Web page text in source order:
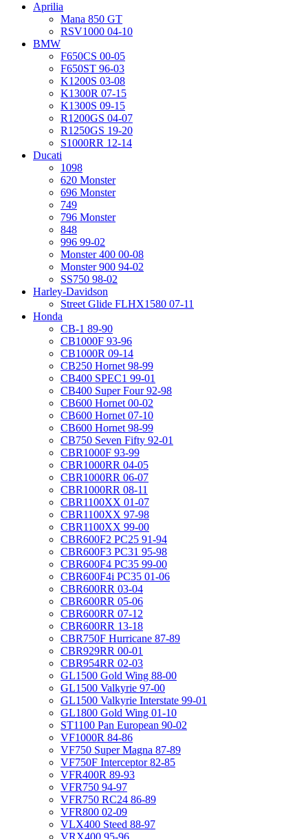
Aprilia
Mana 850 GT
RSV1000 04-10
BMW
F650CS 00-05
F650ST 96-03
K1200S 03-08
K1300R 07-15
K1300S 09-15
R1200GS 04-07
R1250GS 19-20
S1000RR 12-14
Ducati
1098
620 Monster
696 Monster
749
796 Monster
848
996 99-02
Monster 400 00-08
Monster 900 94-02
SS750 98-02
Harley-Davidson
Street Glide FLHX1580 07-11
Honda
CB-1 89-90
CB1000F 93-96
CB1000R 09-14
CB250 Hornet 98-99
CB400 SPEC1 99-01
CB400 Super Four 92-98
CB600 Hornet 00-02
CB600 Hornet 07-10
CB600 Hornet 98-99
CB750 Seven Fifty 92-01
CBR1000F 93-99
CBR1000RR 04-05
CBR1000RR 06-07
CBR1000RR 08-11
CBR1100XX 01-07
CBR1100XX 97-98
CBR1100XX 99-00
CBR600F2 PC25 91-94
CBR600F3 PC31 95-98
CBR600F4 PC35 99-00
CBR600F4i PC35 01-06
CBR600RR 03-04
CBR600RR 05-06
CBR600RR 07-12
CBR600RR 13-18
CBR750F Hurricane 87-89
CBR929RR 00-01
CBR954RR 02-03
GL1500 Gold Wing 88-00
GL1500 Valkyrie 97-00
GL1500 Valkyrie Interstate 99-01
GL1800 Gold Wing 01-10
ST1100 Pan European 90-02
VF1000R 84-86
VF750 Super Magna 87-89
VF750F Interceptor 82-85
VFR400R 89-93
VFR750 94-97
VFR750 RC24 86-89
VFR800 02-09
VLX400 Steed 88-97